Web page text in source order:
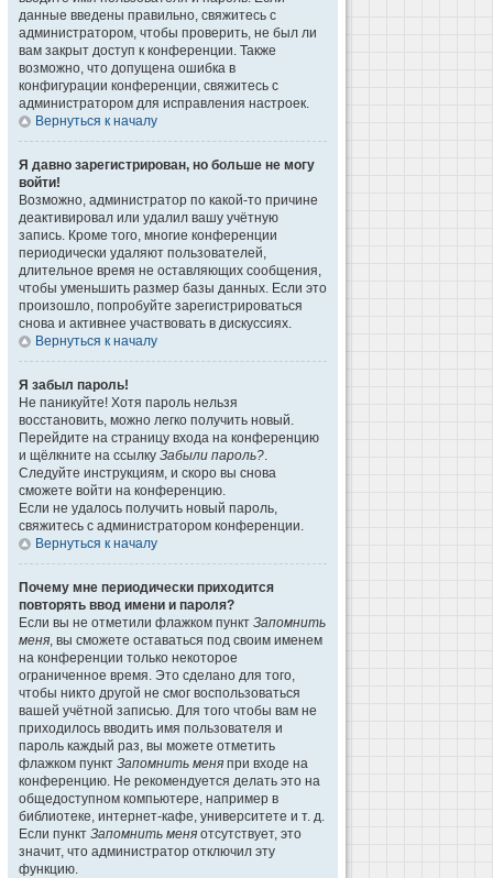
данные введены правильно, свяжитесь с
администратором, чтобы проверить, не был ли
вам закрыт доступ к конференции. Также
возможно, что допущена ошибка в
конфигурации конференции, свяжитесь с
администратором для исправления настроек.
Вернуться к началу
Я давно зарегистрирован, но больше не могу
войти!
Возможно, администратор по какой-то причине
деактивировал или удалил вашу учётную
запись. Кроме того, многие конференции
периодически удаляют пользователей,
длительное время не оставляющих сообщения,
чтобы уменьшить размер базы данных. Если это
произошло, попробуйте зарегистрироваться
снова и активнее участвовать в дискуссиях.
Вернуться к началу
Я забыл пароль!
Не паникуйте! Хотя пароль нельзя
восстановить, можно легко получить новый.
Перейдите на страницу входа на конференцию
и щёлкните на ссылку Забыли пароль?.
Следуйте инструкциям, и скоро вы снова
сможете войти на конференцию.
Если не удалось получить новый пароль,
свяжитесь с администратором конференции.
Вернуться к началу
Почему мне периодически приходится
повторять ввод имени и пароля?
Если вы не отметили флажком пункт Запомнить
меня, вы сможете оставаться под своим именем
на конференции только некоторое
ограниченное время. Это сделано для того,
чтобы никто другой не смог воспользоваться
вашей учётной записью. Для того чтобы вам не
приходилось вводить имя пользователя и
пароль каждый раз, вы можете отметить
флажком пункт Запомнить меня при входе на
конференцию. Не рекомендуется делать это на
общедоступном компьютере, например в
библиотеке, интернет-кафе, университете и т. д.
Если пункт Запомнить меня отсутствует, это
значит, что администратор отключил эту
функцию.